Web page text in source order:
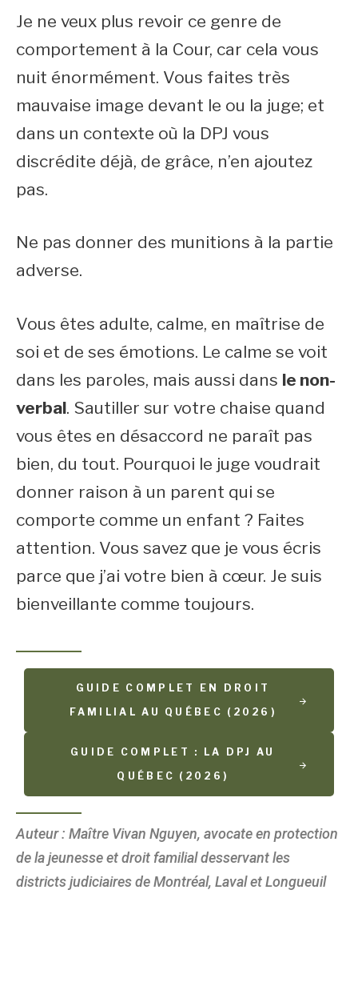
Je ne veux plus revoir ce genre de
comportement à la Cour, car cela vous
nuit énormément. Vous faites très
mauvaise image devant le ou la juge; et
dans un contexte où la DPJ vous
discrédite déjà, de grâce, n’en ajoutez
pas.
Ne pas donner des munitions à la partie
adverse.
Vous êtes adulte, calme, en maîtrise de
soi et de ses émotions. Le calme se voit
dans les paroles, mais aussi dans le non-
verbal. Sautiller sur votre chaise quand
vous êtes en désaccord ne paraît pas
bien, du tout. Pourquoi le juge voudrait
donner raison à un parent qui se
comporte comme un enfant ? Faites
attention. Vous savez que je vous écris
parce que j’ai votre bien à cœur. Je suis
bienveillante comme toujours.
GUIDE COMPLET EN DROIT
FAMILIAL AU QUÉBEC (2026)
GUIDE COMPLET : LA DPJ AU
QUÉBEC (2026)
Auteur : Maître Vivan Nguyen, avocate en protection
de la jeunesse et droit familial desservant les
districts judiciaires de Montréal, Laval et Longueuil